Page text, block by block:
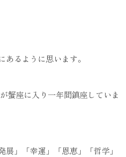
るように思います。
蟹座に入り一年間鎮座していま
」「幸運」「恩恵」「哲学」